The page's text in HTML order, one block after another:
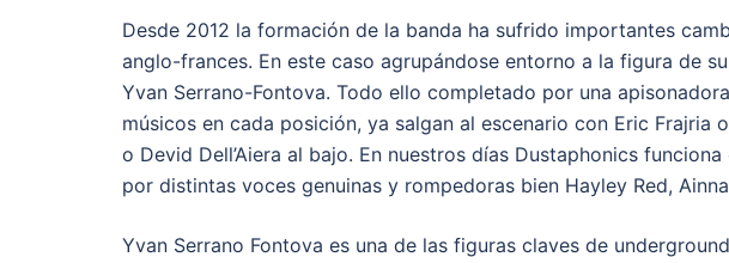
Desde 2012 la formación de la banda ha sufrido importantes
anglo-frances. En este caso agrupándose entorno a la figura de
Yvan Serrano-Fontova. Todo ello completado por una
músicos en cada posición, ya salgan al escenario con Eric Frajria
o Devid Dell’Aiera al bajo. En nuestros días Dustaphonics
por distintas voces genuinas y rompedoras bien Hayley Red,
Yvan Serrano Fontova es una de las figuras claves de